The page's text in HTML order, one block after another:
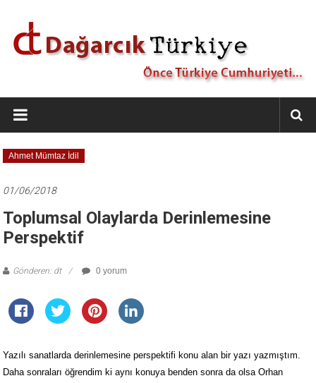
Dağarcık
Türkiye
Önce
Türkiye
Ahmet Mümtaz İdil
01/06/2018
Toplumsal Olaylarda Derinlemesine
Perspektif
Gönderen: dt 0 yorum
Yazılı sanatlarda derinlemesine perspektifi konu alan bir yazı yazmıştım.
Daha sonraları öğrendim ki aynı konuya benden sonra da olsa Orhan